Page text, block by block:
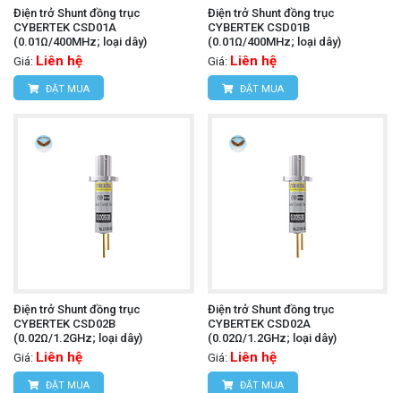
Điện trở Shunt đồng trục
CYBERTEK CSD01A
(0.01Ω/400MHz; loại dây)
Giá: Liên hệ
ĐẶT MUA
Điện trở Shunt đồng trục
CYBERTEK CSD01B
(0.01Ω/400MHz; loại dây)
Giá: Liên hệ
ĐẶT MUA
Điện trở Shunt đồng trục
CYBERTEK CSD02B
(0.02Ω/1.2GHz; loại dây)
Giá: Liên hệ
ĐẶT MUA
Điện trở Shunt đồng trục
CYBERTEK CSD02A
(0.02Ω/1.2GHz; loại dây)
Giá: Liên hệ
ĐẶT MUA